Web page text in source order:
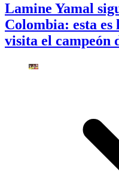
Lamine Yamal
Colombia: esta es
visita el campeón